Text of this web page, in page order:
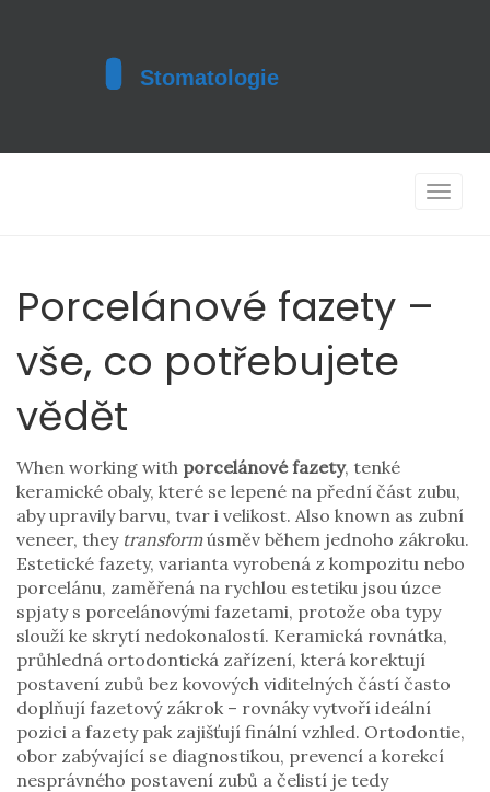
Toggle
Porcelánové fazety –
vše, co potřebujete
vědět
When working with porcelánové fazety, tenké
keramické obaly, které se lepené na přední část zubu,
aby upravily barvu, tvar i velikost. Also known as zubní
veneer, they transformúsměv během jednoho zákroku.
Estetické fazety, varianta vyrobená z kompozitu nebo
porcelánu, zaměřená na rychlou estetiku jsou úzce
spjaty s porcelánovými fazetami, protože oba typy
slouží ke skrytí nedokonalostí. Keramická rovnátka,
průhledná ortodontická zařízení, která korektují
postavení zubů bez kovových viditelných částí často
doplňují fazetový zákrok – rovnáky vytvoří ideální
pozici a fazety pak zajišťují finální vzhled. Ortodontie,
obor zabývající se diagnostikou, prevencí a korekcí
nesprávného postavení zubů a čelistí je tedy